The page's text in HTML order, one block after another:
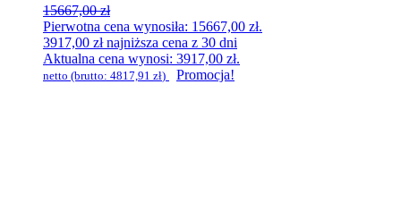
15667,00zł
Pierwotna cena wynosiła: 15667,00 zł.
3917,00 złnajniższa cena z 30 dni
Aktualna cena wynosi: 3917,00 zł.
netto (brutto: 4817,91 zł) Promocja!